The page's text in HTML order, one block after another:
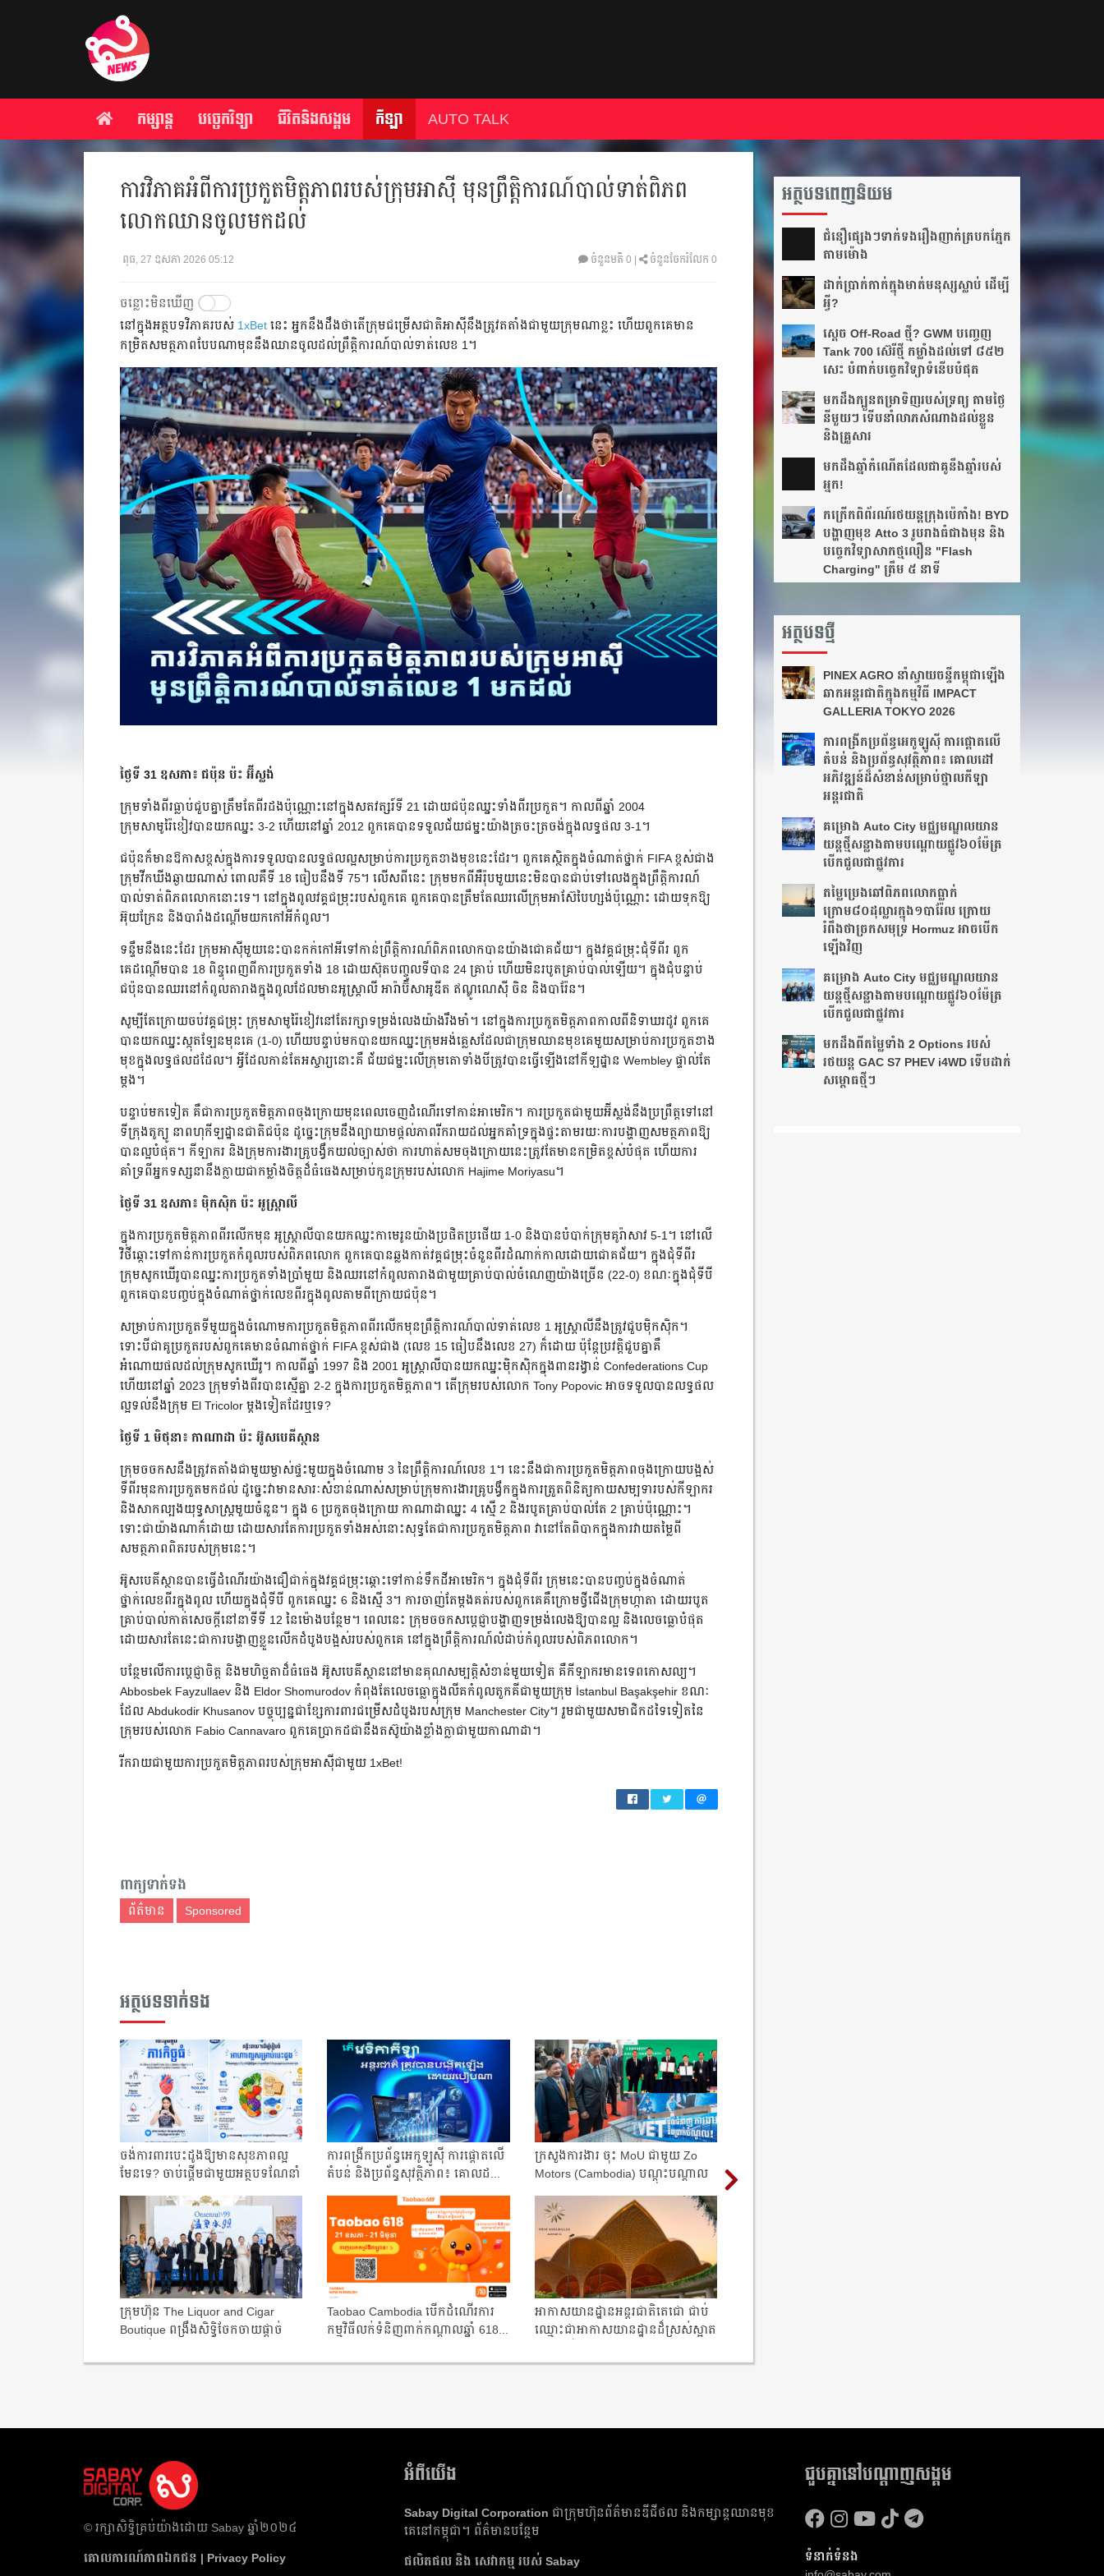
កម្សាន្ត បច្ចេកវិទ្យា ជីវិតនិងសង្គម កីឡា AUTO TALK
ការវិភាគអំពីការប្រកួតមិត្តភាពរបស់ក្រុមអាស៊ី មុនព្រឹត្តិការណ៍បាល់ទាត់ពិភព
លោកឈានចូលមកដល់
ពុធ, 27 ឧសភា 2026 05:12 ចំនួនមតិ 0 ចំនួនចែករំលែក 0
ចន្លោះមិនឃើញ
នៅក្នុងអត្ថបទវិភាគរបស់ 1xBet នេះ អ្នកនឹងដឹងថាតើក្រុមជម្រើសជាតិអាស៊ីនឹងត្រូវតតាំងជាមួយក្រុមណាខ្លះ ហើយពួកគេមាន
កម្រិតសមត្ថភាពបែបណាមុននឹងឈានចូលដល់ព្រឹត្តិការណ៍បាល់ទាត់លេខ 1។
ថ្ងៃទី 31 ឧសភា៖ ជប៉ុន ប៉ះ អ៊ីស្លង់
ក្រុមទាំងពីរធ្លាប់ជួបគ្នាត្រឹមតែពីរដងប៉ុណ្ណោះនៅក្នុងសតវត្សរ៍ទី 21 ដោយជប៉ុនឈ្នះទាំងពីរប្រកួត។ កាលពីឆ្នាំ 2004
ក្រុមសាមូរ៉ៃខៀវបានយកឈ្នះ 3-2 ហើយនៅឆ្នាំ 2012 ពួកគេបានទទួលជ័យជម្នះយ៉ាងត្រចះត្រចង់ក្នុងលទ្ធផល 3-1។
ជប៉ុនក៏មានឱកាសខ្ពស់ក្នុងការទទួលបានលទ្ធផលល្អសម្រាប់ការប្រកួតខាងមុខនេះដែរ។ ពួកគេស្ថិតក្នុងចំណាត់ថ្នាក់ FIFA ខ្ពស់ជាង
ក្រុមវីកឃីងឆ្ងាយណាស់ ពោលគឺទី 18 ធៀបនឹងទី 75។ លើសពីនេះ ក្រុមមកពីអឺរ៉ុបមួយនេះមិនបានជាប់ទៅលេងក្នុងព្រឹត្តិការណ៍
បាល់ទាត់ពិភពលោកនោះទេ។ នៅក្នុងពូលវគ្គជម្រុះរបស់ពួកគេ ពួកគេបានត្រឹមតែឈរលើក្រុមអាស៊ែបៃហ្សង់ប៉ុណ្ណោះ ដោយទុកឱ្យ
អ៊ុយក្រែន និងបារាំងដណ្តើមយកកៅអីកំពូល។
ទន្ទឹមនឹងនេះដែរ ក្រុមអាស៊ីមួយនេះបានកក់កៅអីទៅកាន់ព្រឹត្តិការណ៍ពិភពលោកបានយ៉ាងជោគជ័យ។ ក្នុងវគ្គជម្រុះជុំទីពីរ ពួក
គេដណ្តើមបាន 18 ពិន្ទុពេញពីការប្រកួតទាំង 18 ដោយស៊ុតបញ្ចូលទីបាន 24 គ្រាប់ ហើយមិនរបូតគ្រាប់បាល់ឡើយ។ ក្នុងជុំបន្ទាប់
ជប៉ុនបានឈរនៅកំពូលតារាងក្នុងពូលដែលមានអូស្ត្រាលី អារ៉ាប៊ីសាអូឌីត ឥណ្ឌូណេស៊ី ចិន និងបារ៉ែន។
សូម្បីតែក្រោយចប់វគ្គជម្រុះ ក្រុមសាមូរ៉ៃខៀវនៅតែរក្សាទម្រង់លេងយ៉ាងរឹងមាំ។ នៅក្នុងការប្រកួតមិត្តភាពកាលពីនិទាឃរដូវ ពួកគេ
បានយកឈ្នះស្កុតឡែនមុនគេ (1-0) ហើយបន្ទាប់មកបានយកឈ្នះក្រុមអង់គ្លេសដែលជាក្រុមឈានមុខគេមួយសម្រាប់ការប្រកួតខាង
មុខក្នុងលទ្ធផលដដែល។ អ្វីដែលកាន់តែអស្ចារ្យនោះគឺ ជ័យជម្នះលើក្រុមតោទាំងបីត្រូវបានធ្វើឡើងនៅកីឡដ្ឋាន Wembley ផ្ទាល់តែ
ម្តង។
បន្ទាប់មកទៀត គឺជាការប្រកួតមិត្តភាពចុងក្រោយមុនពេលចេញដំណើរទៅកាន់អាមេរិក។ ការប្រកួតជាមួយអ៊ីស្លង់នឹងប្រព្រឹត្តទៅនៅ
ទីក្រុងតូក្យូ នាពហុកីឡដ្ឋានជាតិជប៉ុន ដូច្នេះក្រុមនឹងព្យាយាមផ្តល់ភាពរីករាយដល់អ្នកគាំទ្រក្នុងផ្ទះតាមរយៈការបង្ហាញសមត្ថភាពឱ្យ
បានល្អបំផុត។ កីឡាករ និងក្រុមការងារគ្រូបង្វឹកយល់ច្បាស់ថា ការហាត់សមចុងក្រោយនេះត្រូវតែមានកម្រិតខ្ពស់បំផុត ហើយការ
គាំទ្រពីអ្នកទស្សនានឹងក្លាយជាកម្លាំងចិត្តដ៏ធំធេងសម្រាប់កូនក្រុមរបស់លោក Hajime Moriyasu។
ថ្ងៃទី 31 ឧសភា៖ ម៉ិកស៊ិក ប៉ះ អូស្ត្រាលី
ក្នុងការប្រកួតមិត្តភាពពីរលើកមុន អូស្ត្រាលីបានយកឈ្នះកាមេរូនយ៉ាងប្រផិតប្រផើយ 1-0 និងបានបំបាក់ក្រុមគូរ៉ាសាវ 5-1។ នៅលើ
វិថីឆ្ពោះទៅកាន់ការប្រកួតកំពូលរបស់ពិភពលោក ពួកគេបានឆ្លងកាត់វគ្គជម្រុះចំនួនពីរដំណាក់កាលដោយជោគជ័យ។ ក្នុងជុំទីពីរ
ក្រុមសូកឃើរូបានឈ្នះការប្រកួតទាំងប្រាំមួយ និងឈរនៅកំពូលតារាងជាមួយគ្រាប់បាល់ចំណេញយ៉ាងច្រើន (22-0) ខណៈក្នុងជុំទីបី
ពួកគេបានបញ្ចប់ក្នុងចំណាត់ថ្នាក់លេខពីរក្នុងពូលតាមពីក្រោយជប៉ុន។
សម្រាប់ការប្រកួតទីមួយក្នុងចំណោមការប្រកួតមិត្តភាពពីរលើកមុនព្រឹត្តិការណ៍បាល់ទាត់លេខ 1 អូស្ត្រាលីនឹងត្រូវជួបម៉ិកស៊ិក។
ទោះបីជាគូប្រកួតរបស់ពួកគេមានចំណាត់ថ្នាក់ FIFA ខ្ពស់ជាង (លេខ 15 ធៀបនឹងលេខ 27) ក៏ដោយ ប៉ុន្តែប្រវត្តិជួបគ្នាគឺ
អំណោយផលដល់ក្រុមសូកឃើរូ។ កាលពីឆ្នាំ 1997 និង 2001 អូស្ត្រាលីបានយកឈ្នះម៉ិកស៊ិកក្នុងពានរង្វាន់ Confederations Cup
ហើយនៅឆ្នាំ 2023 ក្រុមទាំងពីរបានស្មើគ្នា 2-2 ក្នុងការប្រកួតមិត្តភាព។ តើក្រុមរបស់លោក Tony Popovic អាចទទួលបានលទ្ធផល
ល្អទល់នឹងក្រុម El Tricolor ម្តងទៀតដែរឬទេ?
ថ្ងៃទី 1 មិថុនា៖ កាណាដា ប៉ះ អ៊ូសបេគីស្ថាន
ក្រុមចចកសនឹងត្រូវតតាំងជាមួយម្ចាស់ផ្ទះមួយក្នុងចំណោម 3 នៃព្រឹត្តិការណ៍លេខ 1។ នេះនឹងជាការប្រកួតមិត្តភាពចុងក្រោយបង្អស់
ទីពីរមុនការប្រកួតមកដល់ ដូច្នេះវាមានសារៈសំខាន់ណាស់សម្រាប់ក្រុមការងារគ្រូបង្វឹកក្នុងការត្រួតពិនិត្យកាយសម្បទារបស់កីឡាករ
និងសាកល្បងយុទ្ធសាស្ត្រមួយចំនួន។ ក្នុង 6 ប្រកួតចុងក្រោយ កាណាដាឈ្នះ 4 ស្មើ 2 និងរបូតគ្រាប់បាល់តែ 2 គ្រាប់ប៉ុណ្ណោះ។
ទោះជាយ៉ាងណាក៏ដោយ ដោយសារតែការប្រកួតទាំងអស់នោះសុទ្ធតែជាការប្រកួតមិត្តភាព វានៅតែពិបាកក្នុងការវាយតម្លៃពី
សមត្ថភាពពិតរបស់ក្រុមនេះ។
អ៊ូសបេគីស្ថានបានធ្វើដំណើរយ៉ាងជឿជាក់ក្នុងវគ្គជម្រុះឆ្ពោះទៅកាន់ទឹកដីអាមេរិក។ ក្នុងជុំទីពីរ ក្រុមនេះបានបញ្ចប់ក្នុងចំណាត់
ថ្នាក់លេខពីរក្នុងពូល ហើយក្នុងជុំទីបី ពួកគេឈ្នះ 6 និងស្មើ 3។ ការចាញ់តែម្តងគត់របស់ពួកគេគឺក្រោមថ្វីជើងក្រុមហ្កាតា ដោយរបូត
គ្រាប់បាល់កាត់សេចក្តីនៅនាទីទី 12 នៃម៉ោងបន្ថែម។ ពេលនេះ ក្រុមចចកសប្តេជ្ញាបង្ហាញទម្រង់លេងឱ្យបានល្អ និងលេចធ្លោបំផុត
ដោយសារតែនេះជាការបង្ហាញខ្លួនលើកដំបូងបង្អស់របស់ពួកគេ នៅក្នុងព្រឹត្តិការណ៍លំដាប់កំពូលរបស់ពិភពលោក។
បន្ថែមលើការប្តេជ្ញាចិត្ត និងមហិច្ឆតាដ៏ធំធេង អ៊ូសបេគីស្ថាននៅមានគុណសម្បត្តិសំខាន់មួយទៀត គឺកីឡាករមានទេពកោសល្យ។
Abbosbek Fayzullaev និង Eldor Shomurodov កំពុងតែលេចធ្លោក្នុងលីគកំពូលតួកគីជាមួយក្រុម İstanbul Başakşehir ខណៈ
ដែល Abdukodir Khusanov បច្ចុប្បន្នជាខ្សែការពារជម្រើសដំបូងរបស់ក្រុម Manchester City។ រួមជាមួយសមាជិកដទៃទៀតនៃ
ក្រុមរបស់លោក Fabio Cannavaro ពួកគេប្រាកដជានឹងតស៊ូយ៉ាងខ្លាំងក្លាជាមួយកាណាដា។
រីករាយជាមួយការប្រកួតមិត្តភាពរបស់ក្រុមអាស៊ីជាមួយ 1xBet!
ពាក្យទាក់ទង
ព័ត៌មាន Sponsored
អត្ថបទទាក់ទង
ចង់ការពារបេះដូងឱ្យមានសុខភាពល្អ
មែនទេ? ចាប់ផ្តើមជាមួយអត្ថបទណែនាំ
ការពង្រីកប្រព័ន្ធអេកូឡូស៊ី ការផ្តោតលើ
តំបន់ និងប្រព័ន្ធសុវត្ថិភាព៖ គោលដ...
ក្រសួងការងារ ចុះ MoU ជាមួយ Zo
Motors (Cambodia) បណ្តុះបណ្តាល
ក្រុមហ៊ុន The Liquor and Cigar
Boutique ពង្រឹងសិទ្ធិចែកចាយផ្តាច់
Taobao Cambodia បើក​ដំណើរ​ការ​
កម្មវិធី​លក់​ទំនិញ​ពាក់​កណ្តាល​ឆ្នាំ 618...
អាកាសយានដ្ឋានអន្តរជាតិតេជោ ជាប់
ឈ្មោះជាអាកាសយានដ្ឋានដ៏ស្រស់ស្អាត
អត្ថបទពេញនិយម
ជំនឿ​ផ្សេងៗ​ទាក់ទង​រឿង​ញាក់​ត្របក​ភ្នែក​
តាម​ម៉ោង​
ដាក់​ប្រាក់​កាក់​ក្នុង​មាត់​មនុស្ស​ស្លាប់ ដើម្បី​
អ្វី?
ស្តេច Off-Road ថ្មី? GWM បញ្ចេញ
Tank 700 ស៊េរីថ្មី កម្លាំងដល់ទៅ ៨៥២
សេះ បំពាក់បច្ចេកវិទ្យាទំនើបបំផុត
មកដឹងក្បួនតម្រាទិញរបស់ទ្រព្យ តាមថ្ងៃ
នីមួយៗ ទើបនាំលាភសំណាងដល់ខ្លួន
និងគ្រួសារ
មក​ដឹងឆ្នាំ​កំណើត​ដែល​ជា​គូ​នឹង​ឆ្នាំ​របស់​
អ្នក!​
កក្រើកពិព័រណ៍រថយន្តក្រុងប៉េកាំង! BYD
បង្ហាញមុខ Atto 3 រូបរាងធំជាងមុន និង
បច្ចេកវិទ្យាសាកថ្មលឿន "Flash
Charging" ត្រឹម ៥ នាទី
អត្ថបទថ្មី
PINEX AGRO នាំ​ស្វាយចន្ទី​កម្ពុជា​ឡើង​
ឆាក​អន្តរជាតិ​​ក្នុង​កម្មវិធី​ IMPACT
GALLERIA TOKYO 2026
ការពង្រីកប្រព័ន្ធអេកូឡូស៊ី ការផ្តោតលើ
តំបន់ និងប្រព័ន្ធសុវត្ថិភាព៖ គោលដៅ
អភិវឌ្ឍន៍ដ៏សំខាន់សម្រាប់ថ្នាលកីឡា
អន្តរជាតិ
គម្រោង Auto City មជ្ឈមណ្ឌលយាន
យន្តថ្មីសន្លាង​តាមបណ្តោយផ្លូវ​​៦០ម៉ែត្រ​
បើកជួលជាផ្លូវការ
តម្លៃប្រេងឆៅពិភពលោកធ្លាក់
ក្រោម៨០ដុល្លារក្នុង១បារ៉ែល ក្រោយ
រំពឹងថា​ច្រកសមុទ្រ Hormuz អាចបើក
ឡើងវិញ
គម្រោង Auto City មជ្ឈមណ្ឌលយាន
យន្តថ្មីសន្លាង​តាមបណ្តោយផ្លូវ​​៦០ម៉ែត្រ​
បើកជួលជាផ្លូវការ
មកដឹងពីតម្លៃទាំង 2 Options របស់
រថយន្ត GAC S7 PHEV i4WD ទើបដាក់
សម្ពោធថ្មីៗ
​© រក្សា​សិទ្ធិ​គ្រប់​យ៉ាង​ដោយ​ Sabay ឆ្នាំ​២០២៤
គោលការណ៍​ភាព​ឯកជន | Privacy Policy
អំពីយើង
Sabay Digital Corporation ជា​ក្រុមហ៊ុន​ព័ត៌មាន​ឌីជីថល និង​កម្សាន្ត​ឈាន​មុខ​
គេ​នៅ​កម្ពុជា។ ព័ត៌មាន​បន្ថែម
ផលិត​ផល​ និង​ សេវាកម្ម របស់ Sabay
ជួបគ្នានៅបណ្តាញសង្គម
ទំនាក់ទំនង